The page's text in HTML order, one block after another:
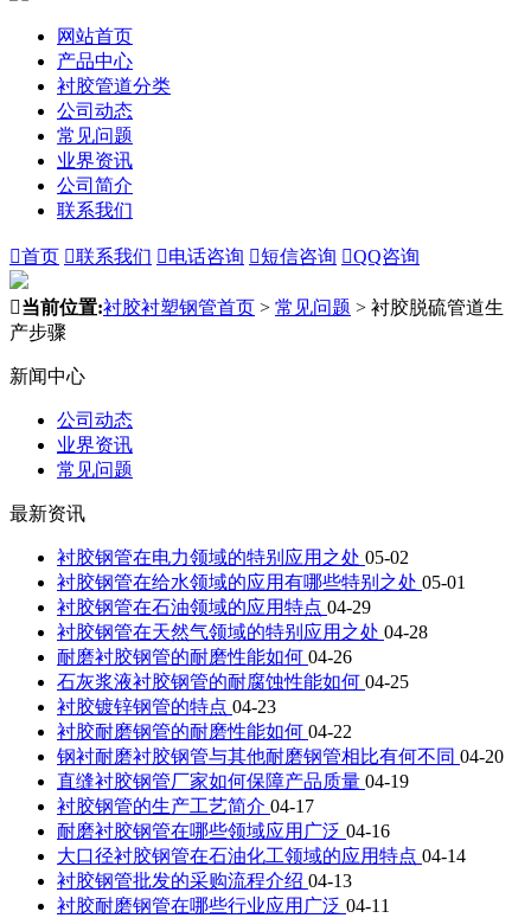
网站首页
产品中心
衬胶管道分类
公司动态
常见问题
业界资讯
公司简介
联系我们
首页 联系我们 电话咨询 短信咨询 QQ咨询
当前位置:衬胶衬塑钢管首页 > 常见问题 > 衬胶脱硫管道生
产步骤
新闻中心
公司动态
业界资讯
常见问题
最新资讯
衬胶钢管在电力领域的特别应用之处 05-02
衬胶钢管在给水领域的应用有哪些特别之处 05-01
衬胶钢管在石油领域的应用特点 04-29
衬胶钢管在天然气领域的特别应用之处 04-28
耐磨衬胶钢管的耐磨性能如何 04-26
石灰浆液衬胶钢管的耐腐蚀性能如何 04-25
衬胶镀锌钢管的特点 04-23
衬胶耐磨钢管的耐磨性能如何 04-22
钢衬耐磨衬胶钢管与其他耐磨钢管相比有何不同 04-20
直缝衬胶钢管厂家如何保障产品质量 04-19
衬胶钢管的生产工艺简介 04-17
耐磨衬胶钢管在哪些领域应用广泛 04-16
大口径衬胶钢管在石油化工领域的应用特点 04-14
衬胶钢管批发的采购流程介绍 04-13
衬胶耐磨钢管在哪些行业应用广泛 04-11